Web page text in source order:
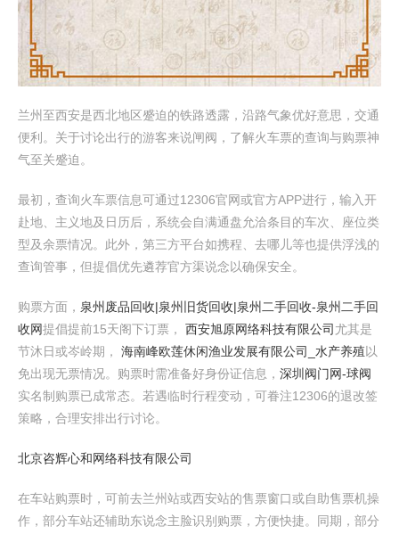
兰州至西安是西北地区蹙迫的铁路透露，沿路气象优好意思，交通
便利。关于讨论出行的游客来说闸阀，了解火车票的查询与购票神
气至关蹙迫。
最初，查询火车票信息可通过12306官网或官方APP进行，输入开
赴地、主义地及日历后，系统会自满通盘允洽条目的车次、座位类
型及余票情况。此外，第三方平台如携程、去哪儿等也提供浮浅的
查询管事，但提倡优先遴荐官方渠说念以确保安全。
购票方面， 泉州废品回收|泉州旧货回收|泉州二手回收-泉州二手回
收网提倡提前15天阁下订票， 西安旭原网络科技有限公司 尤其是
节沐日或岑岭期， 海南峰欧莲休闲渔业发展有限公司_水产养殖 以
免出现无票情况。购票时需准备好身份证信息， 深圳阀门网-球阀
实名制购票已成常态。若遇临时行程变动，可眷注12306的退改签
策略，合理安排出行讨论。
北京咨辉心和网络科技有限公司
在车站购票时，可前去兰州站或西安站的售票窗口或自助售票机操
作，部分车站还辅助东说念主脸识别购票，方便快捷。同期，部分